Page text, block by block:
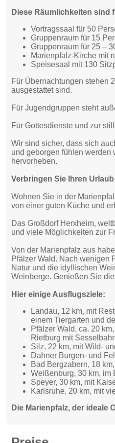
Diese Räumlichkeiten sind
Vortragssaal für 50
Gruppenraum für 15
Gruppenraum für 25 –
Marienpfalz-Kirche mit
Speisesaal mit 130
Für Übernachtungen stehen
ausgestattet sind.
Für Jugendgruppen steht
Für Gottesdienste und zur
Wir sind sicher, dass sich
und geborgen fühlen werden
hervorheben.
Verbringen Sie Ihren
Wohnen Sie in der
von einer guten Küche und
Das Großdorf Herxheim,
und viele Möglichkeiten zur
Von der Marienpfalz aus
Pfälzer Wald. Nach wenigen
Natur und die idyllischen
Weinberge. Genießen Sie
Hier einige Ausflugsziele:
Landau, 12 km, mit
einem Tiergarten und
Pfälzer Wald, ca. 20
Rietburg mit
Silz, 22 km, mit Wild-
Dahner Burgen- und
Bad Bergzabern, 18
Weißenburg, 30 km, im
Speyer, 30 km, mit
Karlsruhe, 20 km, mit
Die Marienpfalz, der ideale